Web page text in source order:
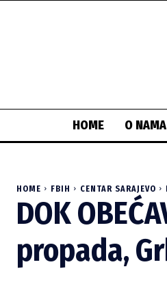
HOME O NAMA
HOME FBIH CENTAR SARAJEVO
DOK
propada,